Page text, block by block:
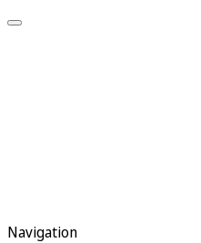
Navigation